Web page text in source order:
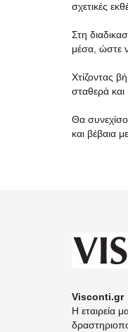
σχετικές
Στη
μέσα, ώστε
Χτίζοντας
σταθερά
Θα
και βέβαια
Visconti.gr
Η εταιρεία